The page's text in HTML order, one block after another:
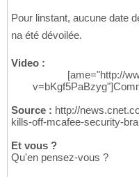
Pour linstant, aucune date
na été dévoilée.
Video :
[ame="http://
Source : http://
kills-off-mcafee-security-
Et vous ?
Qu'en pensez-vous ?